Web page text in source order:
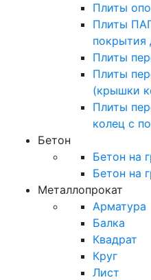
Плиты
Плиты
покрытия
Плиты
Плиты
(крышки
Плиты
колец с
Бетон
Бетон на
Бетон на
Металлопрокат
Арматура
Балка
Квадрат
Круг
Лист